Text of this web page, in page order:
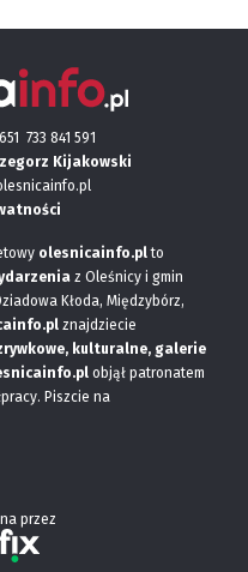
733 841 591
Kijakowski
olesnicainfo.plto
z Oleśnicy i gmin
Kłoda, Międzybórz,
znajdziecie
kulturalne, galerie
objął patronatem
Piszcie na
przez